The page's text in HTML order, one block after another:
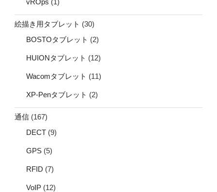
絵描き用タブレット (30)
BOSTOタブレット (2)
HUIONタブレット (12)
Wacomタブレット (11)
XP-Penタブレット (2)
通信 (167)
DECT (9)
GPS (5)
RFID (7)
VoIP (12)